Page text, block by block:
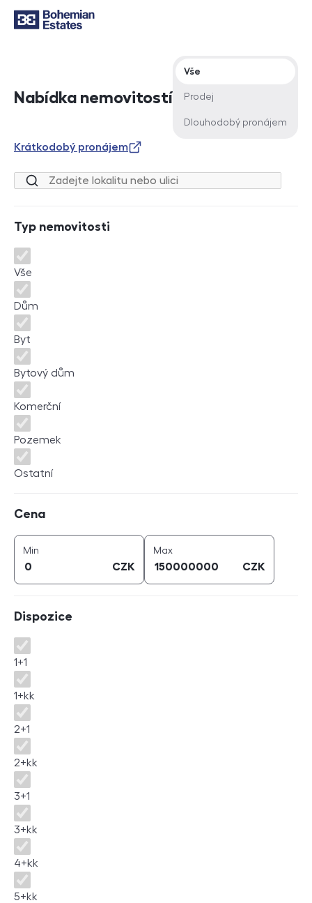
Nabídka nemovitostí
Typ nabídky
Vše
Prodej
Dlouhodobý pronájem
Krátkodobý pronájem
Lokalita nebo ulice
Typ nemovitosti
Typ nemovitosti
Vše
Dům
Byt
Bytový dům
Komerční
Pozemek
Ostatní
Cena
Min
CZK
Maxcena (
CZK
Dispozice
Dispozice
1+1
1+kk
2+1
2+kk
3+1
3+kk
4+kk
5+kk